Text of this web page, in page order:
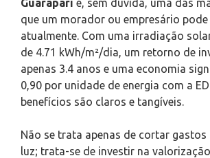
que um morador ou empresário
atualmente. Com uma irradiação
de 4.71 kWh/m²/dia, um retorno de
apenas 3.4 anos e uma economia
0,90 por unidade de energia com a
benefícios são claros e tangíveis.
Não se trata apenas de cortar gastos
luz; trata-se de investir na